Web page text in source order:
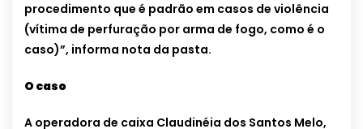
procedimento que é padrão em casos de violência
(vítima de perfuração por arma de fogo, como é o
caso)”, informa nota da pasta.
O caso
A operadora de caixa Claudinéia dos Santos Melo,